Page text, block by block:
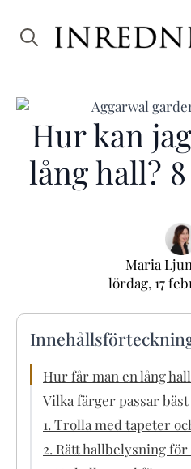
Hur kan
lång hall?
Maria
lördag, 17
Hur får man en lång
Vilka färger passar
1. Trolla med tapeter
2. Rätt hallbelysning för